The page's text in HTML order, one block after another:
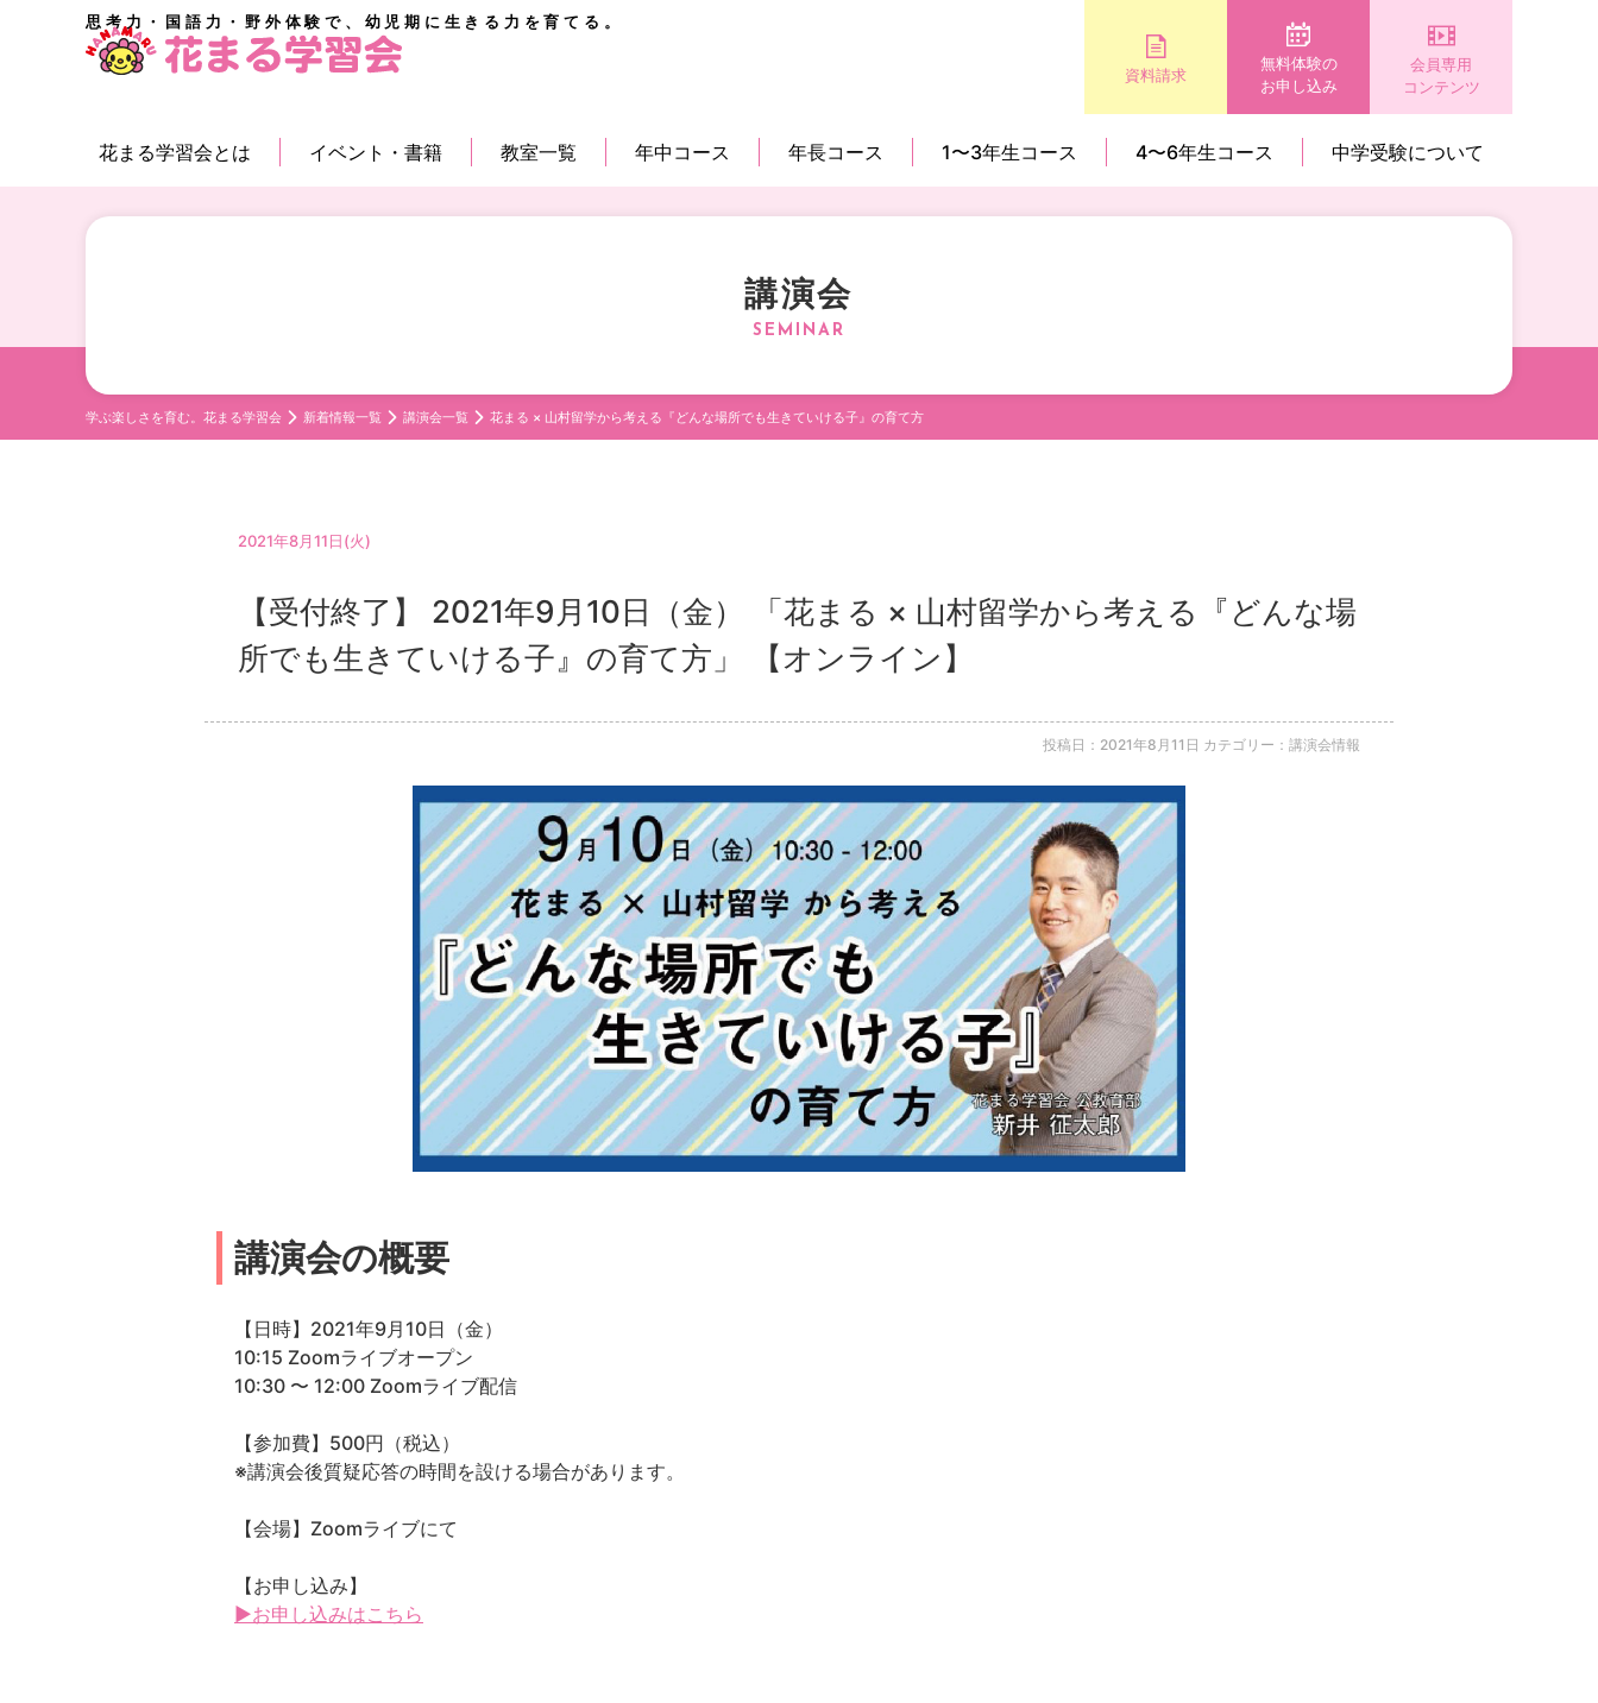
思考力・国語力・野外体験で、幼児期に生きる力を育てる。
資料請求
無料体験の
お申し込み
会員専用
コンテンツ
花まる学習会とは イベント・書籍 教室一覧 年中コース 年長コース 1〜3年生コース 4〜6年生コース 中学受験について
講演会
学ぶ楽しさを育む。花まる学習会 新着情報一覧 講演会一覧 花まる × 山村留学から考える『どんな場所でも生きていける子』の育て方
2021年8月11日(火)
【受付終了】 2021年9月10日（金） 「花まる × 山村留学から考える『どんな場
所でも生きていける子』の育て方」 【オンライン】
投稿日：2021年8月11日 カテゴリー：講演会情報
講演会の概要
【日時】2021年9月10日（金）
10:15 Zoomライブオープン
10:30 〜 12:00 Zoomライブ配信
【参加費】500円（税込）
※講演会後質疑応答の時間を設ける場合があります。
【会場】Zoomライブにて
【お申し込み】
▶お申し込みはこちら